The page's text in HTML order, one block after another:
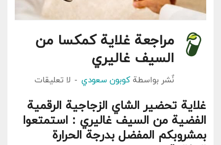
مراجعة غلاية كمكسا من
السيف غاليري
نٌشر بواسطة كوبون سعودي لا تعليقات
غلاية تحضير الشاي الزجاجية الرقمية
الفضية من السيف غاليري : استمتعوا
بمشروبكم المفضل بدرجة الحرارة